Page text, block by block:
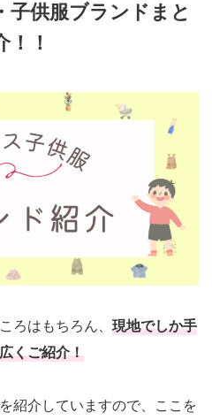
子供服ブランドまと
！
ろはもちろん、 現地でしか手
くご紹介！
紹介していますので、ここを